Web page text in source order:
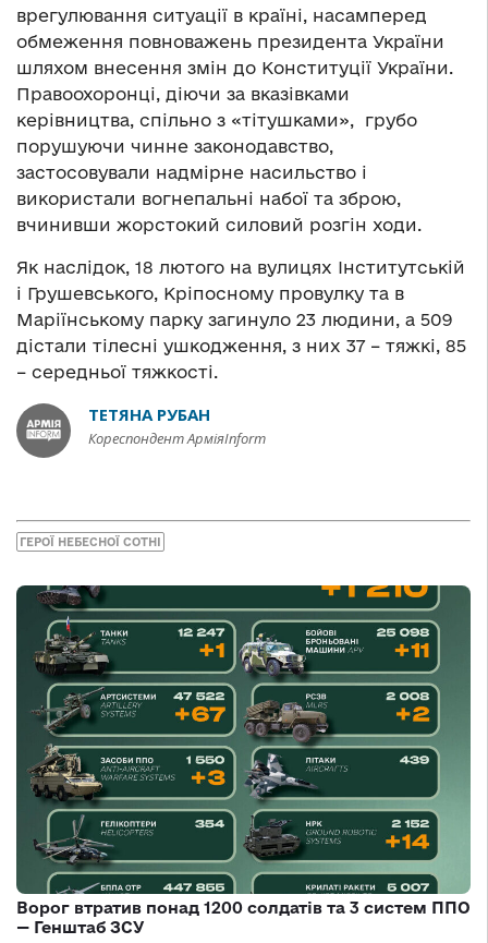
врегулювання ситуації в країні, насамперед
обмеження повноважень президента України
шляхом внесення змін до Конституції України.
Правоохоронці, діючи за вказівками
керівництва, спільно з «тітушками», грубо
порушуючи чинне законодавство,
застосовували надмірне насильство і
використали вогнепальні набої та зброю,
вчинивши жорстокий силовий розгін ходи.
Як наслідок, 18 лютого на вулицях Інститутській
і Грушевського, Кріпосному провулку та в
Маріїнському парку загинуло 23 людини, а 509
дістали тілесні ушкодження, з них 37 – тяжкі, 85
– середньої тяжкості.
ТЕТЯНА РУБАН
Кореспондент АрміяInform
ГЕРОЇ НЕБЕСНОЇ СОТНІ
Ворог втратив понад 1200 солдатів та 3 систем ППО
— Генштаб ЗСУ